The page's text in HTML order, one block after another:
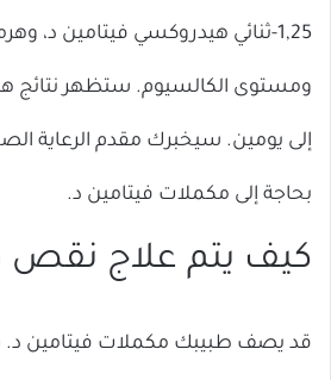
1,25-ثنائي هيدروكسي فيتامين د،
ومستوى الكالسيوم. ستظهر نتائج
إلى يومين. سيخبرك مقدم الرعاية
بحاجة إلى مكملات فيتامين د.
كيف يتم علاج نقص
قد يصف طبيبك مكملات فيتامين د.